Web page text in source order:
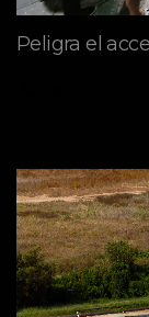
Peligra el